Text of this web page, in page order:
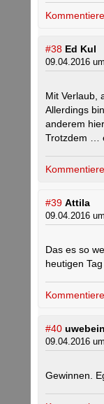
#38 Ed Kul
09.04.2016
Mit Verlaub,
Allerdings
anderem
Trotzdem …
#39 Attila
09.04.2016
Das es so
heutigen
#40
09.04.2016
Gewinnen.